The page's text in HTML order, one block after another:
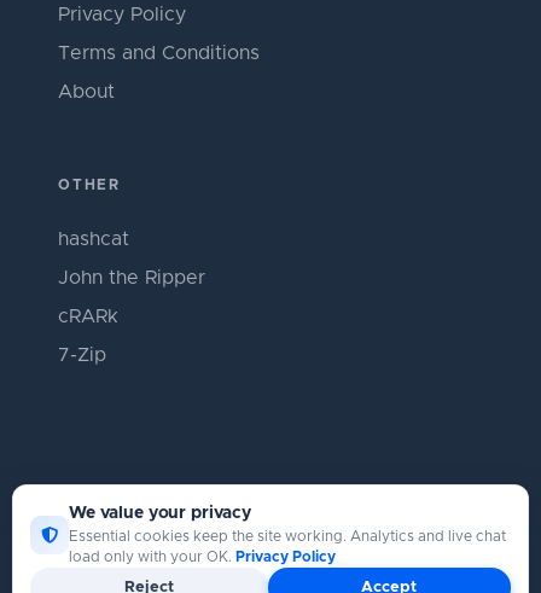
Privacy Policy
Terms and Conditions
About
OTHER
hashcat
John the Ripper
cRARk
7-Zip
Copyright © Catpasswd 2026
We value your privacy
Essential cookies keep the site working. Analytics and live chat
load only with your OK. Privacy Policy
Reject Accept